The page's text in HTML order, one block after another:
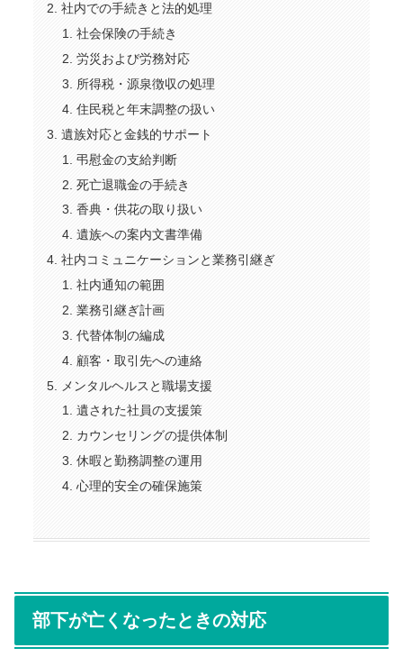
社内での手続きと法的処理
社会保険の手続き
労災および労務対応
所得税・源泉徴収の処理
住民税と年末調整の扱い
遺族対応と金銭的サポート
弔慰金の支給判断
死亡退職金の手続き
香典・供花の取り扱い
遺族への案内文書準備
社内コミュニケーションと業務引継ぎ
社内通知の範囲
業務引継ぎ計画
代替体制の編成
顧客・取引先への連絡
メンタルヘルスと職場支援
遺された社員の支援策
カウンセリングの提供体制
休暇と勤務調整の運用
心理的安全の確保施策
部下が亡くなったときの対応